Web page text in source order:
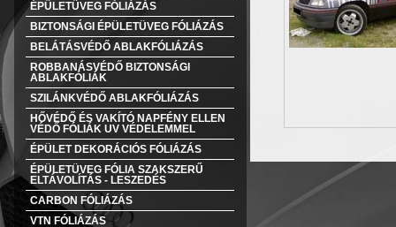
ÉPÜLETÜVEG FÓLIÁZÁS
BIZTONSÁGI ÉPÜLETÜVEG FÓLIÁZÁS
BELÁTÁSVÉDŐ ABLAKFÓLIÁZÁS
ROBBANÁSVÉDŐ BIZTONSÁGI
ABLAKFÓLIÁK
SZILÁNKVÉDŐ ABLAKFÓLIÁZÁS
HŐVÉDŐ ÉS VAKÍTÓ NAPFÉNY ELLEN
VÉDŐ FÓLIÁK UV VÉDELEMMEL
ÉPÜLET DEKORÁCIÓS FÓLIÁZÁS
ÉPÜLETÜVEG FÓLIA SZAKSZERŰ
ELTÁVOLÍTÁS - LESZEDÉS
CARBON FÓLIÁZÁS
VTN FÓLIÁZÁS